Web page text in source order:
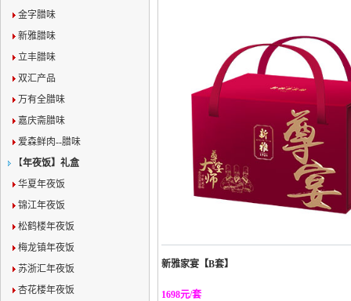
金字腊味
新雅腊味
立丰腊味
双汇产品
万有全腊味
嘉庆斋腊味
爱森鲜肉--腊味
【年夜饭】礼盒
华夏年夜饭
锦江年夜饭
松鹤楼年夜饭
梅龙镇年夜饭
苏浙汇年夜饭
杏花楼年夜饭
新雅家宴【B套】
1698元/套